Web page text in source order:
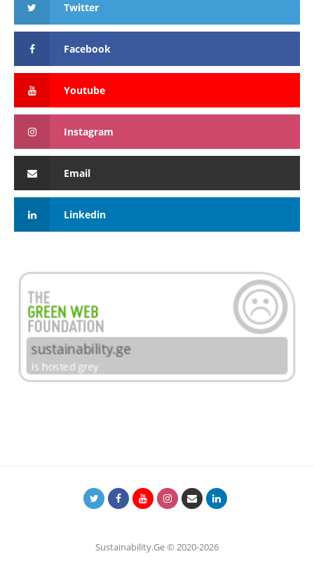
Twitter
Facebook
Youtube
Instagram
Email
Linkedin
Sustainability.Ge © 2020-2026